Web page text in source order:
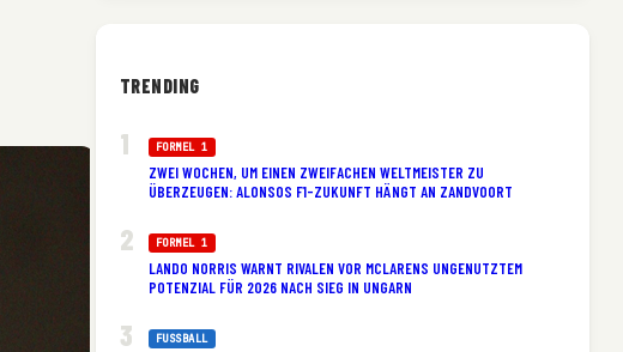
TRENDING
FORMEL 1
ZWEI WOCHEN, UM EINEN ZWEIFACHEN WELTMEISTER ZU
ÜBERZEUGEN: ALONSOS F1-ZUKUNFT HÄNGT AN ZANDVOORT
FORMEL 1
LANDO NORRIS WARNT RIVALEN VOR MCLARENS UNGENUTZTEM
POTENZIAL FÜR 2026 NACH SIEG IN UNGARN
FUSSBALL